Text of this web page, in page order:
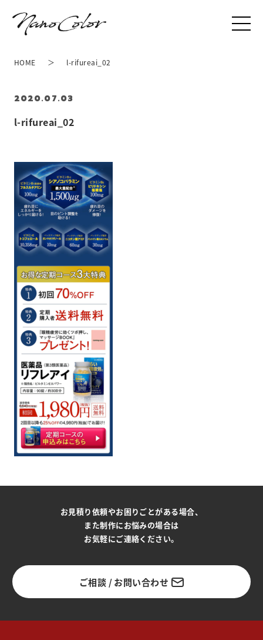
l-rifureai_02
2020.07.03
HOME l-rifureai_02
お見積り依頼やお困りごとがある場合、
また制作にお悩みの場合は
お気軽にご連絡ください。
ご相談 / お問い合わせ